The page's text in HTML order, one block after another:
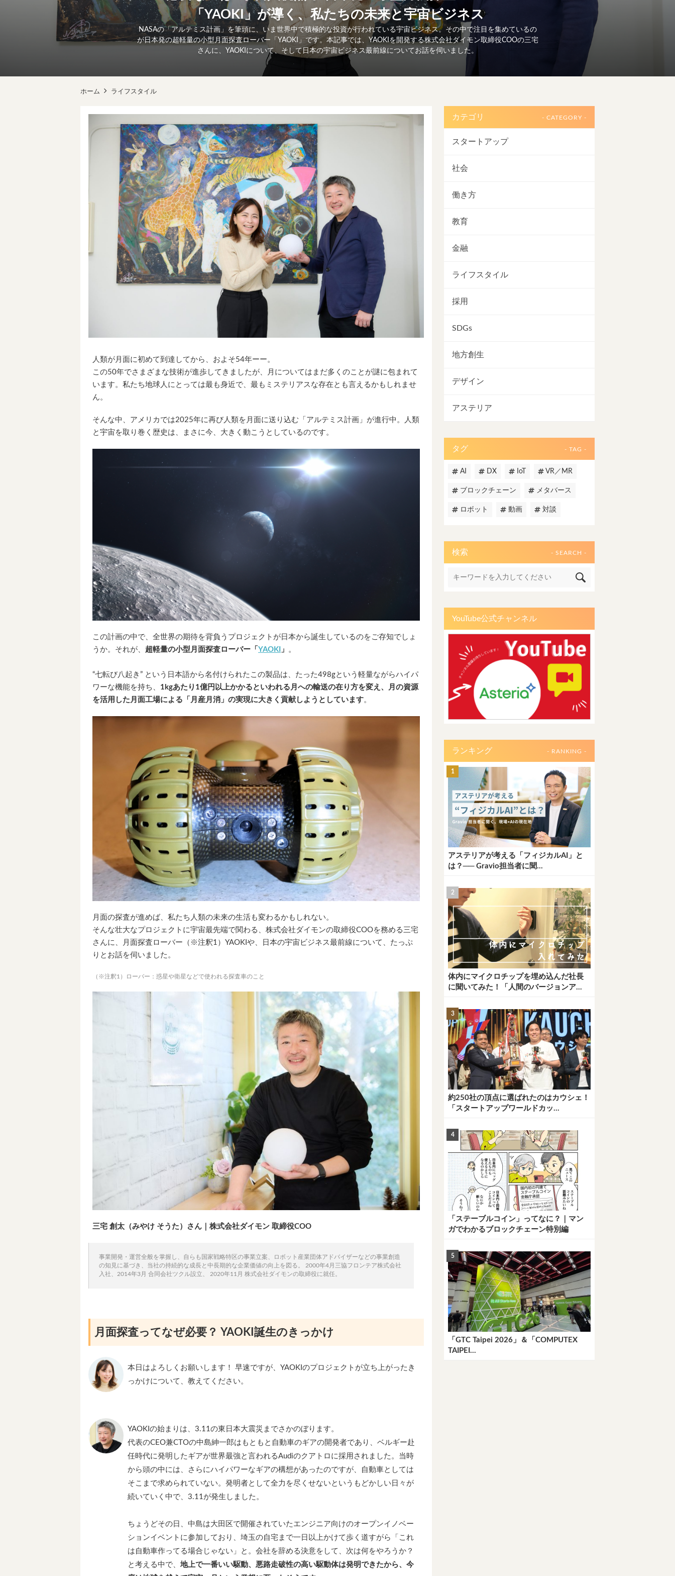
「YAOKI」が導く、私たちの未来と宇宙ビジネス
NASAの「アルテミス計画」を筆頭に、いま世界中で積極的な投資が行われている宇宙ビジネス。その中で注目を集めているの
が日本発の超軽量の小型月面探査ローバー「YAOKI」です。本記事では、YAOKIを開発する株式会社ダイモン取締役COOの三宅
さんに、YAOKIについて、そして日本の宇宙ビジネス最前線についてお話を伺いました。
ホーム ライフスタイル
人類が月面に初めて到達してから、およそ54年ーー。
この50年でさまざまな技術が進歩してきましたが、月についてはまだ多くのことが謎に包まれて
います。私たち地球人にとっては最も身近で、最もミステリアスな存在とも言えるかもしれませ
ん。
そんな中、アメリカでは2025年に再び人類を月面に送り込む「アルテミス計画」が進行中。人類
と宇宙を取り巻く歴史は、まさに今、大きく動こうとしているのです。
この計画の中で、全世界の期待を背負うプロジェクトが日本から誕生しているのをご存知でしょ
うか。それが、 超軽量の小型月面探査ローバー「 YAOKI 」 。
“七転び八起き” という日本語から名付けられたこの製品は、たった498gという軽量ながらハイパ
ワーな機能を持ち、 1kgあたり1億円以上かかるといわれる月への輸送の在り方を変え、月の資源
を活用した月面工場による「月産月消」の実現に大きく貢献しようとしています。
月面の探査が進めば、私たち人類の未来の生活も変わるかもしれない。
そんな壮大なプロジェクトに宇宙最先端で関わる、株式会社ダイモンの取締役COOを務める三宅
さんに、月面探査ローバー（※注釈1）YAOKIや、日本の宇宙ビジネス最前線について、たっぷ
りとお話を伺いました。
（※注釈1）ローバー：惑星や衛星などで使われる探査車のこと
三宅 創太（みやけ そうた）さん｜株式会社ダイモン 取締役COO
事業開発・運営全般を掌握し、自らも国家戦略特区の事業立案、ロボット産業団体アドバイザーなどの事業創造
の知見に基づき、当社の持続的な成長と中長期的な企業価値の向上を図る。 2000年4月三協フロンテア株式会社
入社、2014年3月 合同会社ツクル設立、 2020年11月 株式会社ダイモンの取締役に就任。
月面探査ってなぜ必要？ YAOKI誕生のきっかけ
本日はよろしくお願いします！ 早速ですが、YAOKIのプロジェクトが立ち上がったき
っかけについて、教えてください。
YAOKIの始まりは、3.11の東日本大震災までさかのぼります。
代表のCEO兼CTOの中島紳一郎はもともと自動車のギアの開発者であり、ベルギー赴
任時代に発明したギアが世界最強と言われるAudiのクアトロに採用されました。当時
から頭の中には、さらにハイパワーなギアの構想があったのですが、自動車としては
そこまで求められていない。発明者として全力を尽くせないというもどかしい日々が
続いていく中で、3.11が発生しました。
ちょうどその日、中島は大田区で開催されていたエンジニア向けのオープンイノベー
ションイベントに参加しており、埼玉の自宅まで一日以上かけて歩く道すがら「これ
は自動車作ってる場合じゃない」と。会社を辞める決意をして、次は何をやろうか？
と考える中で、 地上で一番いい駆動、悪路走破性の高い駆動体は発明できたから、今
カテゴリ - CATEGORY -
スタートアップ
社会
働き方
教育
金融
ライフスタイル
採用
SDGs
地方創生
デザイン
アステリア
タグ - TAG -
AI DX IoT VR／MR
ブロックチェーン メタバース
ロボット 動画 対談
検索 - SEARCH -
YouTube公式チャンネル
ランキング - RANKING -
アステリアが考える「フィジカルAI」と
は？── Gravio担当者に聞...
体内にマイクロチップを埋め込んだ社長
に聞いてみた！「人間のバージョンア...
約250社の頂点に選ばれたのはカウシェ！
「スタートアップワールドカッ...
「ステーブルコイン」ってなに？｜マン
ガでわかるブロックチェーン特別編
「GTC Taipei 2026」＆「COMPUTEX
TAIPEI...